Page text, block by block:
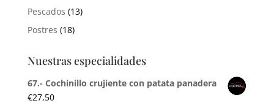
Pescados (13)
Postres (18)
Nuestras especialidades
67.- Cochinillo crujiente con patata panadera
€27,50